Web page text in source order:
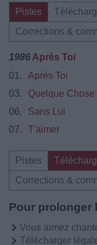
Pistes
Corrections &
1986 Après Toi
01.
Après Toi
03.
Quelque Chose
06.
Sans Lui
07.
T'aimer
Pistes
Corrections &
Pour prolonger
Vous aimez
Télécharger